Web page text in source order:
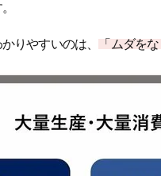
りやすいのは、 「ムダをな